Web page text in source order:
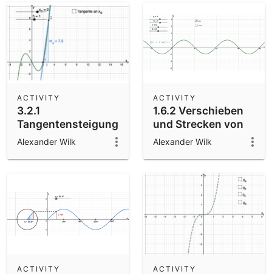
3.2.1
Tangentensteigung
ACTIVITY
Alexander Wilk
1.6.2 Verschieben
und Strecken von
Sinus- und
ACTIVITY
Alexander Wilk
ACTIVITY ACTIVITY